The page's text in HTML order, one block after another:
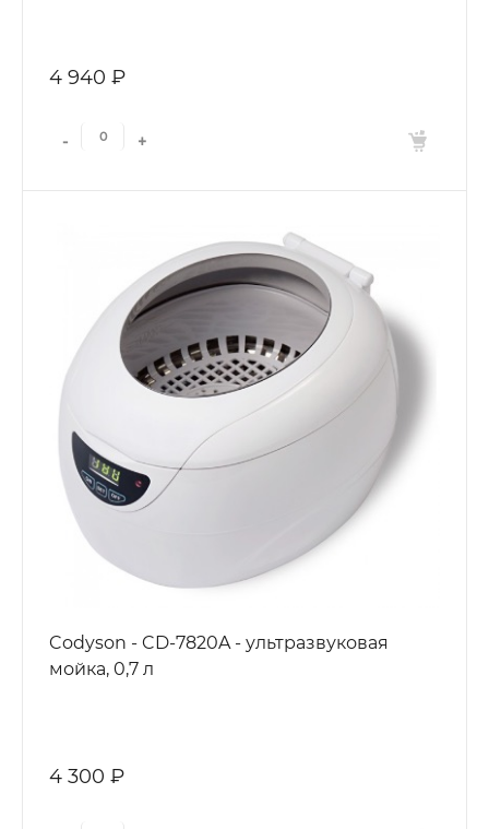
4 940 ₽
- +
Codyson - CD-7820A - ультразвуковая
мойка, 0,7 л
4 300 ₽